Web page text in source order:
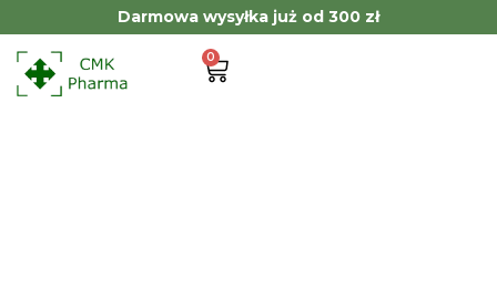
Darmowa wysyłka już od 300 zł
0